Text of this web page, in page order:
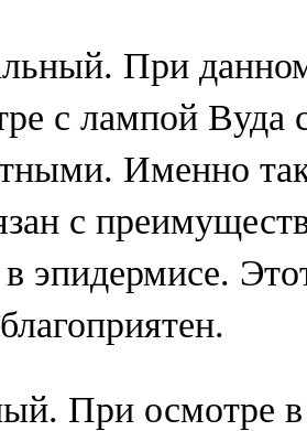
При
с лампой Вуда
Именно
с
эпидермисе.
При осмотре